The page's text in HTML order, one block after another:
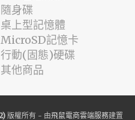
隨身碟
桌上型記憶體
MicroSD記憶卡
行動(固態)硬碟
其他商品
版權所有 - 由飛鼠電商雲端服務建置